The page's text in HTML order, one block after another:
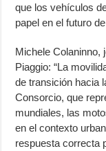
que los vehículos
papel en el futuro
Michele Colaninno,
Piaggio: “La
de transición hacia
Consorcio, que
mundiales, las
en el contexto
respuesta correcta